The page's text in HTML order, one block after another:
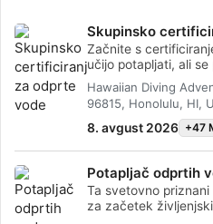
Skupinsko
Začnite s
učijo potapljati, ali
program
doživetja za vse
Prilagojeno
v vodi, da se
izkušnje, potrebne
Water Diver).
Hawaiian Diving
96815, Honolulu, HI,
8. avgust 2026 +47
Potapljač odprtih
Ta svetovno
za začetek